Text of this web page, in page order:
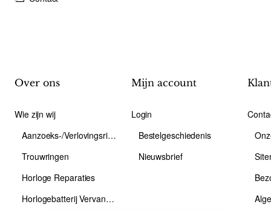
AUDAR Ring, model 1803 zilver met 18krt.goud -
24642